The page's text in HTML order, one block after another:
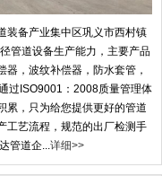
装备产业集中区巩义市西村镇
管道设备生产能力，主要产品
，波纹补偿器，防水套管，
过ISO9001：2008质量管理体
累，只为给您提供更好的管道
工艺流程，规范的出厂检测手
管道企...详细>>